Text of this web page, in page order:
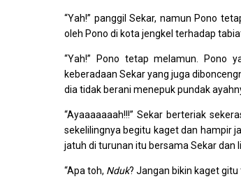
“Yah!” panggil Sekar, namun Pono
oleh Pono di kota jengkel terhadap
“Yah!” Pono tetap melamun. Pono
keberadaan Sekar yang juga
dia tidak berani menepuk pundak
“Ayaaaaaaah!!!” Sekar berteriak
sekelilingnya begitu kaget dan hampir
jatuh di turunan itu bersama Sekar dan
“Apa toh, Nduk? Jangan bikin kaget